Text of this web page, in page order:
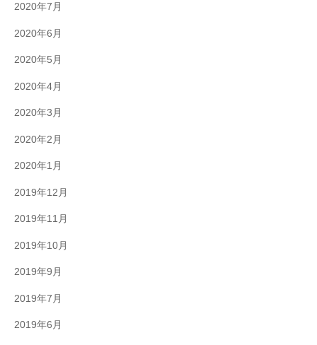
2020年7月
2020年6月
2020年5月
2020年4月
2020年3月
2020年2月
2020年1月
2019年12月
2019年11月
2019年10月
2019年9月
2019年7月
2019年6月